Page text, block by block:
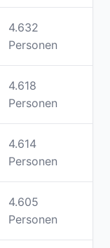
4.632
Personen
4.618
Personen
4.614
Personen
4.605
Personen